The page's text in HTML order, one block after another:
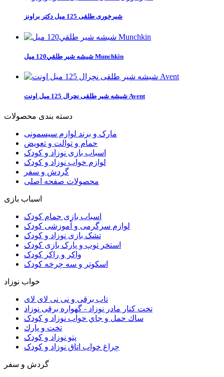
شیرخوری طلقی 125 میل دکتر براونز
شيشه شير طلقي120 ميل Munchkin
شیشه شیر طلقی نچرال 125 میل اونت Avent
دسته بندی محصولات
مارک و برند لوازم سیسمونی
حمام و توالت و تعویض
اسباب بازی نوزاد و کودک
لوازم خواب نوزاد و کودک
گردش و سفر
محصولات صفحه اصلی
اسباب بازی
اسباب بازی حمام کودک
لوازم سرگرمی و آموزشی کودک
تشک بازی نوزاد و کودک
استخر توپ و پارک بازی کودک
واکر و راکر کودک
اسکوتر و سه چرخه کودک
خواب نوزاد
تاب برقی و نی نی لای لای
تخت كنار مادر نوزاد - گهواره برقی نوزاد
ساك حمل و جاي خواب نوزاد و کودک
تخت و پارك
پتو نوزاد و کودک
چراغ خواب اتاق نوزاد و کودک
گردش و سفر